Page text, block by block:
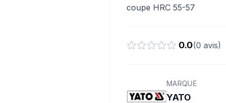
coupe HRC 55-57
0.0(0 avis)
MARQUE
YATO